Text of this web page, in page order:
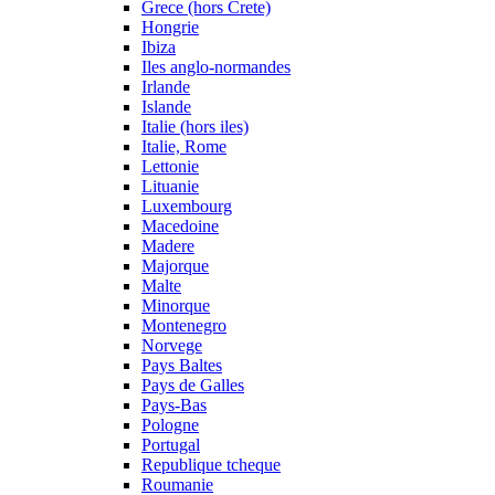
Grece (hors Crete)
Hongrie
Ibiza
Iles anglo-normandes
Irlande
Islande
Italie (hors iles)
Italie, Rome
Lettonie
Lituanie
Luxembourg
Macedoine
Madere
Majorque
Malte
Minorque
Montenegro
Norvege
Pays Baltes
Pays de Galles
Pays-Bas
Pologne
Portugal
Republique tcheque
Roumanie